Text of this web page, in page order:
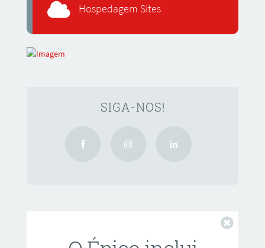
Hospedagem Sites
SIGA-NOS!